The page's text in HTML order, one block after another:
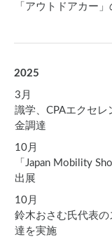
「アウトドアカー
2025
3月
識学、CPAエクセ
金調達
10月
「Japan Mobility
出展
10月
鈴木おさむ氏代表
達を実施